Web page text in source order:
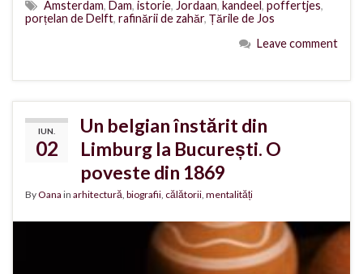
Amsterdam, Dam, istorie, Jordaan, kandeel, poffertjes,
porțelan de Delft, rafinării de zahăr, Țările de Jos
Leave comment
IUN.
02
Un belgian înstărit din
Limburg la București. O
poveste din 1869
ByOana in arhitectură biografii călătorii mentalități